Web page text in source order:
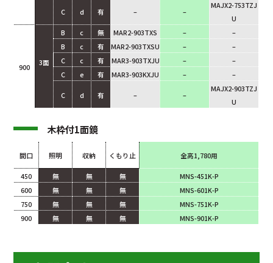
C d 有 – –
MAJX2-753TZJ
U
900
3面
B c 無 MAR2-903TXS –
–
B
c 有 MAR2-903TXSU –
–
C
c 有 MAR3-903TXJU –
–
C
e 有 MAR3-903KXJU – –
C d 有 – –
MAJX2-903TZJ
U
木枠付1面鏡
間口 照明 収納 くもり止 全高1,780用
450 無 無 無
MNS-451K-P
600
無 無 無
MNS-601K-P
750
無 無 無
MNS-751K-P
900
無 無 無 MNS-901K-P